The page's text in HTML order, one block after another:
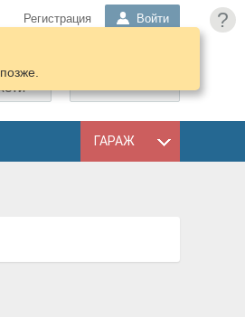
?
Регистрация Войти
ГАРАЖ